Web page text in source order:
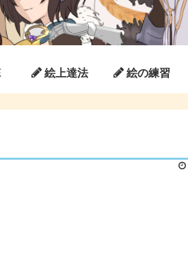
絵上達法 絵の練習